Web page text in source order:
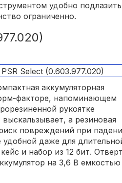
удобно
ограниченно.
аккумуляторная
факторе, напоминающем
рукоятке
а резиновая
повреждений при
удобной даже для
и набор из 12 бит.
на 3,6 В емкостью